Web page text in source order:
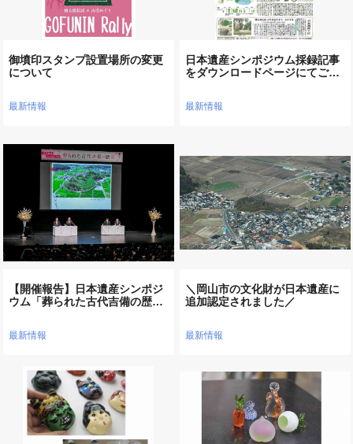
御墳印スタンプ設置場所の変更
について
最新情報
日本遺産シンポジウム採録記事
をダウンロードページにてご…
最新情報
【開催報告】日本遺産シンポジ
ウム「葬られた古代吉備の歴…
最新情報
＼岡山市の文化財が日本遺産に
追加認定されました／
最新情報